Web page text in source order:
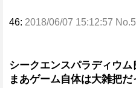
46: 2018/06/07 15:12:57
シークエンスパラディウ
まあゲーム自体は大雑把だ